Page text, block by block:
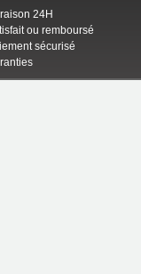
24H
ou remboursé
sécurisé